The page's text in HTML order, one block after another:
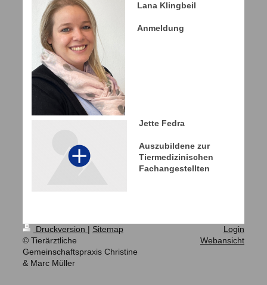
Lana Klingbeil
Anmeldung
Jette Fedra
Auszubildene zur
Tiermedizinischen
Fachangestellten
Druckversion | Sitemap
© Tierärztliche
Gemeinschaftspraxis Christine
& Marc Müller
Login
Webansicht